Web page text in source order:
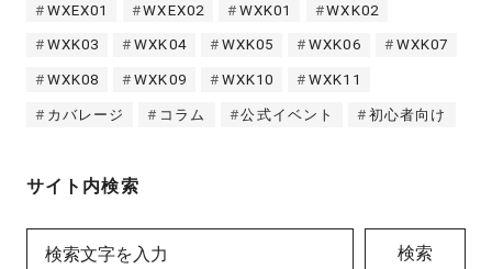
WXEX01 WXEX02 WXK01 WXK02
WXK03 WXK04 WXK05 WXK06 WXK07
WXK08 WXK09 WXK10 WXK11
カバレージ コラム 公式イベント 初心者向け
サイト内検索
検索